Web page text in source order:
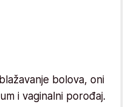
bolova, oni
i vaginalni porođaj.